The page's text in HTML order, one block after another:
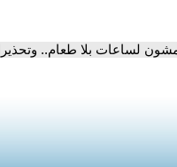
لساعات بلا طعام..